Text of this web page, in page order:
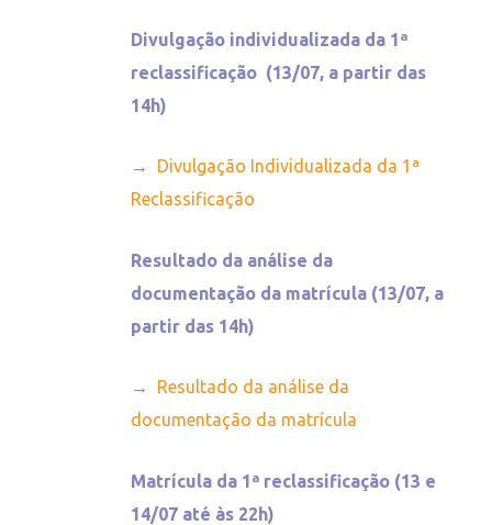
Divulgação individualizada da 1ª
reclassificação (13/07, a partir das
14h)
→ Divulgação Individualizada da 1ª
Reclassificação
Resultado da análise da
documentação da matrícula (13/07, a
partir das 14h)
→ Resultado da análise da
documentação da matrícula
Matrícula da 1ª reclassificação (13 e
14/07 até às 22h)